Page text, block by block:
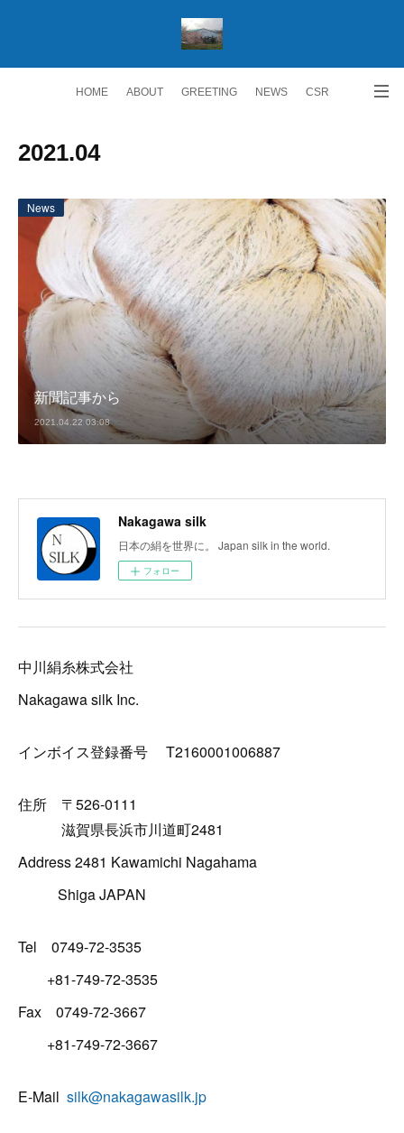
HOME ABOUT GREETING NEWS CSR
2021.04
News
新聞記事から
2021.04.22 03:08
Nakagawa silk
日本の絹を世界に。 Japan silk in the world.
フォロー
中川絹糸株式会社
Nakagawa silk Inc.
インボイス登録番号 T2160001006887
住所 〒526-0111
滋賀県長浜市川道町2481
Address 2481 Kawamichi Nagahama
Shiga JAPAN
Tel 0749-72-3535
+81-749-72-3535
Fax 0749-72-3667
+81-749-72-3667
E-Mail silk@nakagawasilk.jp